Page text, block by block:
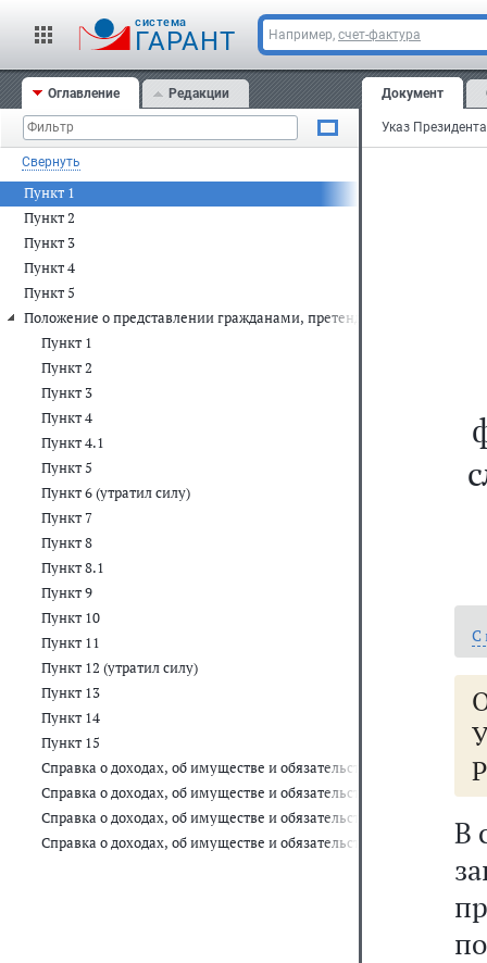
cистема
ГАРАНТ Например, счет-фактура
Оглавление Редакции
Свернуть
Пункт 1
Пункт 2
Пункт 3
Пункт 4
Пункт 5
Положение о представлении гражданами, претендующими на
Пункт 1
Пункт 2
Пункт 3
Пункт 4
Пункт 4.1
Пункт 5
Пункт 6 (утратил силу)
Пункт 7
Пункт 8
Пункт 8.1
Пункт 9
Пункт 10
Пункт 11
Пункт 12 (утратил силу)
Пункт 13
Пункт 14
Пункт 15
Справка о доходах, об имуществе и обязательствах
Справка о доходах, об имуществе и обязательствах
Справка о доходах, об имуществе и обязательствах
Справка о доходах, об имуществе и обязательствах
Документ
С
В